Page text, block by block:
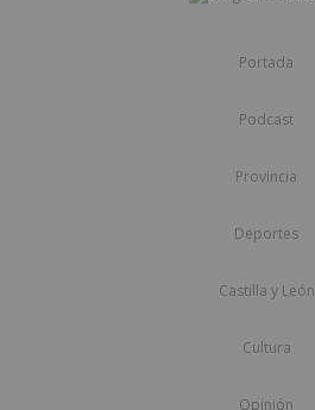
Portada
Podcast
Provincia
Deportes
Castilla y León
Cultura
Opinión